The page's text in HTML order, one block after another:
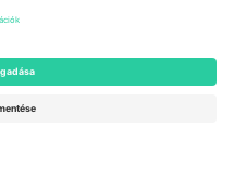
Engelberg, Switzerland